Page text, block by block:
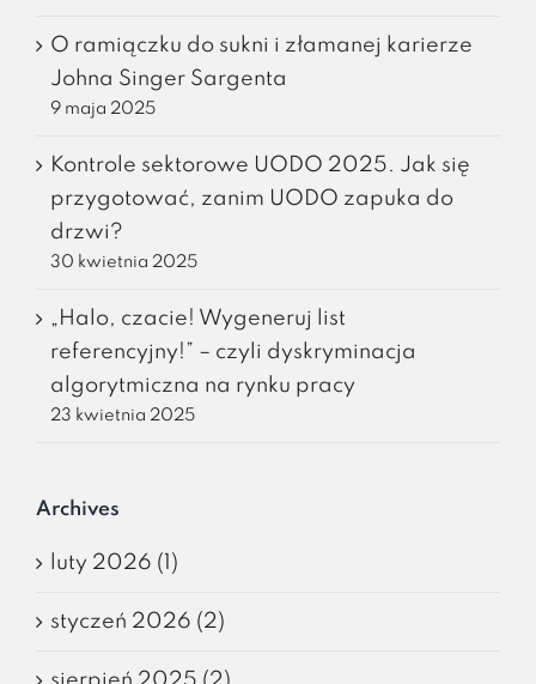
O ramiączku do sukni i złamanej karierze
Johna Singer Sargenta
9 maja 2025
Kontrole sektorowe UODO 2025. Jak się
przygotować, zanim UODO zapuka do
drzwi?
30 kwietnia 2025
„Halo, czacie! Wygeneruj list
referencyjny!” – czyli dyskryminacja
algorytmiczna na rynku pracy
23 kwietnia 2025
Archives
luty 2026 (1)
styczeń 2026 (2)